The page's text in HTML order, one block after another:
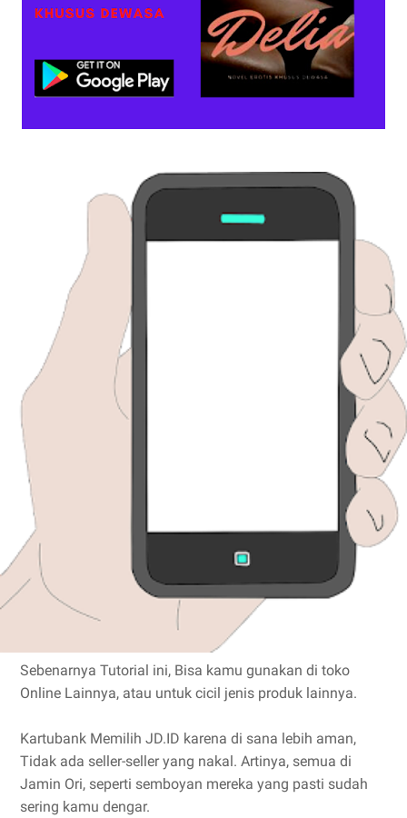
Sebenarnya Tutorial ini, Bisa kamu gunakan di toko
Online Lainnya, atau untuk cicil jenis produk lainnya.
Kartubank Memilih JD.ID karena di sana lebih aman,
Tidak ada seller-seller yang nakal. Artinya, semua di
Jamin Ori, seperti semboyan mereka yang pasti sudah
sering kamu dengar.